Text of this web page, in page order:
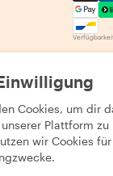
|
Seitenübersicht
Cookies, um dir
Plattform zu
wir Cookies